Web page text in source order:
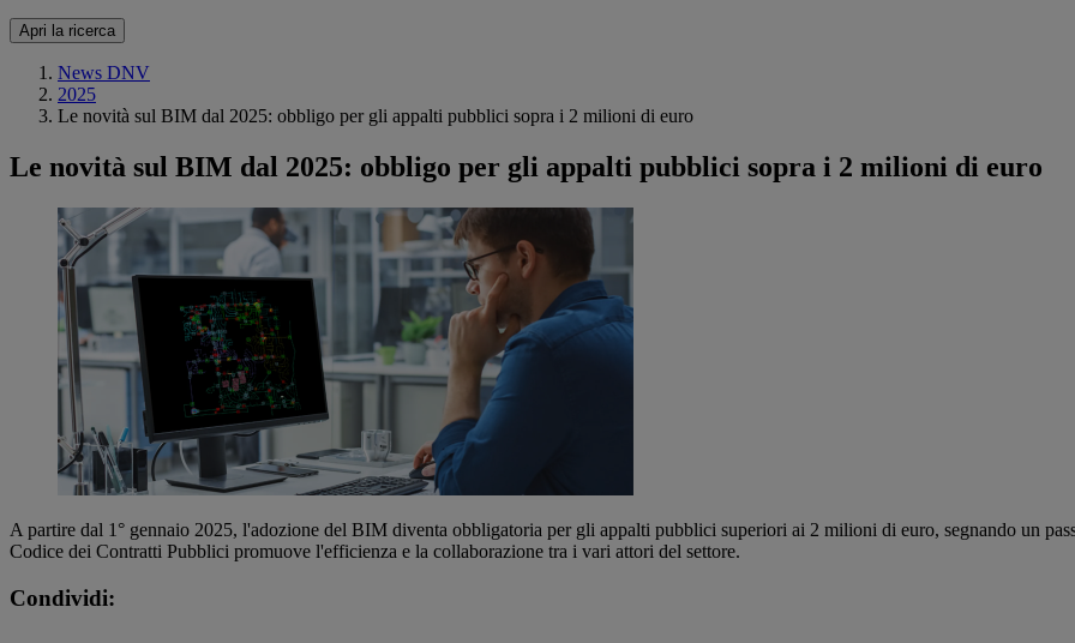
Apri la ricerca
News DNV
2025
Le novità sul BIM dal 2025: obbligo per gli appalti pubblici sopra i 2 milioni di euro
Le novità sul BIM dal 2025: obbligo per gli appalti pubblici sopra i 2 milioni di euro
A partire dal 1° gennaio 2025, l'adozione del BIM diventa obbligatoria per gli appalti pubblici superiori ai 2 milioni di euro, segnando un
Codice dei Contratti Pubblici promuove l'efficienza e la collaborazione tra i vari attori del settore.
Condividi: